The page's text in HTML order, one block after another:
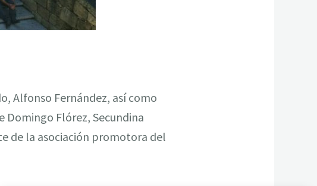
Alfonso Fernández, así como
Flórez, Secundina
de la asociación promotora del